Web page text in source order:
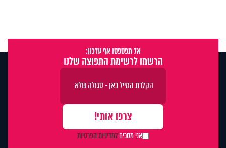
אל תפספסו אף עדכון:
הרשמו לרשימת התפוצה שלנו
אני מסכיםלמדיניות הפרטיות